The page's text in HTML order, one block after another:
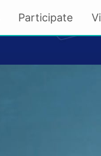
Participate